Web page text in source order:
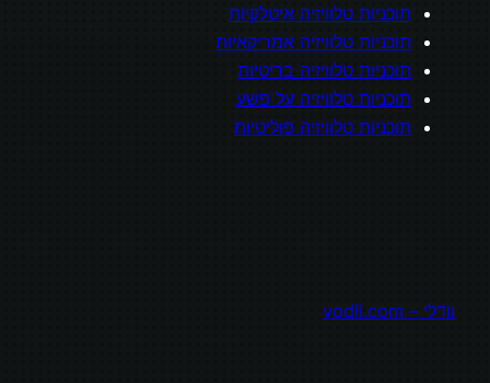
תוכניות טלוויזיה איטלקיות
תוכניות טלוויזיה אמריקאיות
תוכניות טלוויזיה בריטיות
תוכניות טלוויזיה על פשע
תוכניות טלוויזיה פוליטיות
וודלי – vodli.com